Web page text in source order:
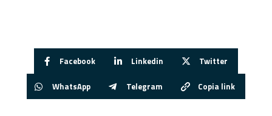
Facebook Linkedin Twitter
WhatsApp Telegram Copia link